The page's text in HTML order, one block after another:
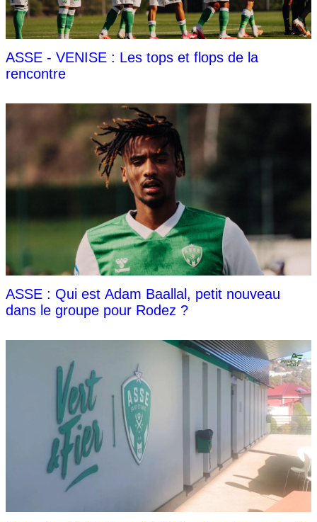
ASSE - VENISE : Les tops et flops de la
rencontre
ASSE : Qui est Adam Baallal, petit nouveau
dans le groupe pour Rodez ?